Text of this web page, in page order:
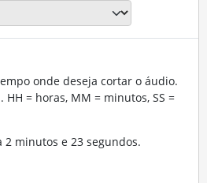
onde deseja cortar o áudio.
HH = horas, MM = minutos, SS =
2 minutos e 23 segundos.